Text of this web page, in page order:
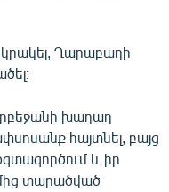
Ղարաբաղի
խաղաղ
հայտնել, բայց
և իր
տարածված